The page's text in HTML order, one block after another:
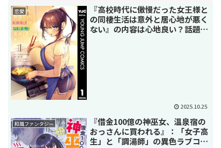
恋愛
『高校時代に傲慢だった女王様と
の同棲生活は意外と居心地が悪く
ない』の内容は心地良い？話題の
2025.10.25
和風ファンタジー
『借金100億の神巫女、温泉宿の
おっさんに買われる』：「女子高
生」と「調湯師」の異色ラブコメ